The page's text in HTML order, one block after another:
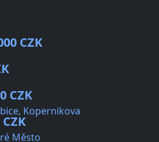
CZK
CZK
Kopernikova
Město